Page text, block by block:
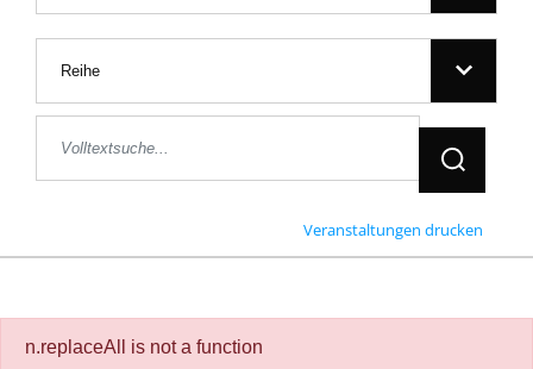
Reihe
Jetzt
Veranstaltungen drucken
n.replaceAll is not a function